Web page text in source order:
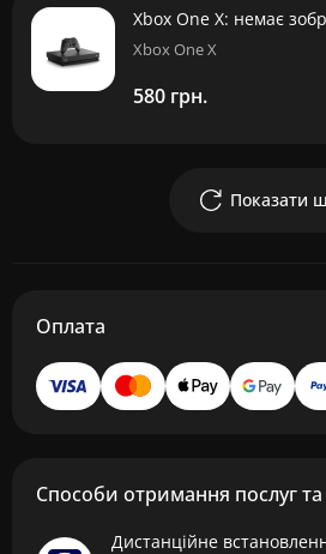
Xbox One X: немає
Xbox One X
580 грн.
Показати
Оплата
Способи отримання послуг та
Дистанційне